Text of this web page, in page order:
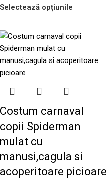
Selectează opțiunile
Costum carnaval
copii Spiderman
mulat cu
manusi,cagula si
acoperitoare picioare